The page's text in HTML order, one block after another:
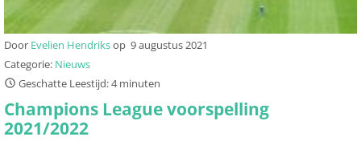
Door Evelien Hendriksop 9 augustus 2021
Categorie: Nieuws
Geschatte Leestijd: 4 minuten
Champions League voorspelling
2021/2022